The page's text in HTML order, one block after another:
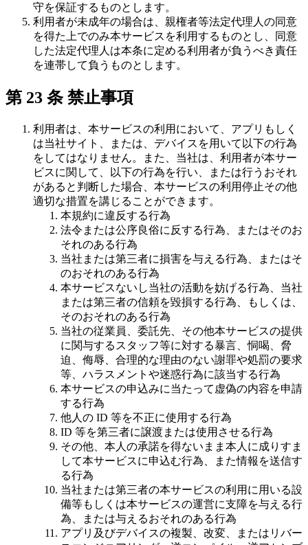
守を保証するものとします。
利用者が未成年の場合は、親権者等法定代理人の同意
を得た上でのみ本サービスを利用するものとし、同意
した法定代理人は本条に定める利用者が負うべき責任
を連帯して負うものとします。
第 23 条 禁止事項
利用者は、本サービスの利用において、アプリもしく
は当社サイト、または、デバイスを用いて以下の行為
をしてはなりません。また、当社は、利用者が本サー
ビスに関して、以下の行為を行い、または行うおそれ
があると判断した場合、本サービスの利用停止その他
適切な措置を講じることができます。
本規約に違反する行為
法令または公序良俗に反する行為、またはそのお
それのある行為
当社または第三者に損害を与える行為、またはそ
のおそれのある行為
本サービスないし当社の活動を妨げる行為、当社
または第三者の信頼を毀損する行為、もしくは、
そのおそれのある行為
当社の従業員、委託先、その他本サービスの提供
に関与するスタッフ等に対する暴言、恫喝、脅
迫、侮辱、合理的な理由のない謝罪や処罰の要求
等、ハラスメントや迷惑行為に該当する行為
本サービスの申込みに当たって虚偽の内容を申請
する行為
他人の ID 等を不正に使用する行為
ID 等を第三者に譲渡または使用させる行為
その他、本人の承諾を得ないまま本人に成りすま
して本サービスに申込む行為、また情報を送信す
る行為
当社または第三者の本サービスの利用に用いる設
備等もしくは本サービスの運営に支障を与える行
為、または与えるおそれのある行為
アプリ及びデバイスの複製、改変、またはリバー